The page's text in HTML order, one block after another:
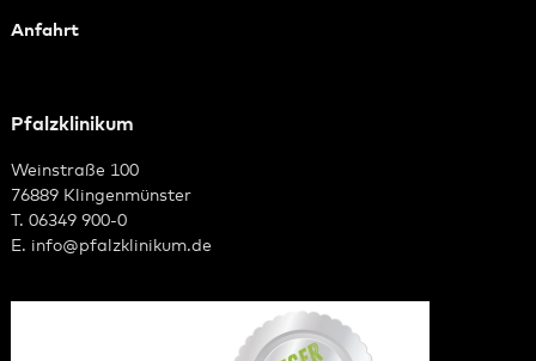
Anfahrt
Pfalzklinikum
Weinstraße 100
76889 Klingenmünster
T. 06349 900-0
E. info@pfalzklinikum.de